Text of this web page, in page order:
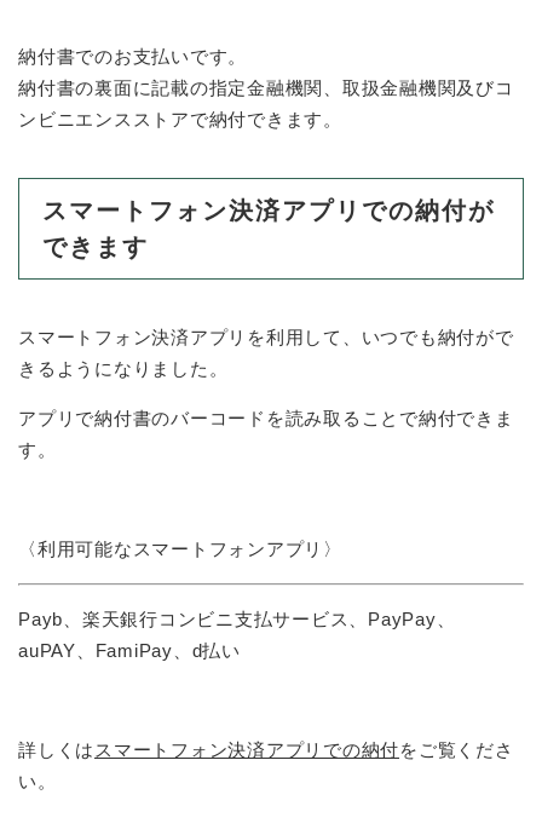
納付書でのお支払いです。
納付書の裏面に記載の指定金融機関、取扱金融機関及びコ
ンビニエンスストアで納付できます。
スマートフォン決済アプリでの納付が
できます
スマートフォン決済アプリを利用して、いつでも納付がで
きるようになりました。
アプリで納付書のバーコードを読み取ることで納付できま
す。
〈利用可能なスマートフォンアプリ〉
Payb、楽天銀行コンビニ支払サービス、PayPay、
auPAY、FamiPay、d払い
詳しくは スマートフォン決済アプリでの納付をご覧くださ
い。